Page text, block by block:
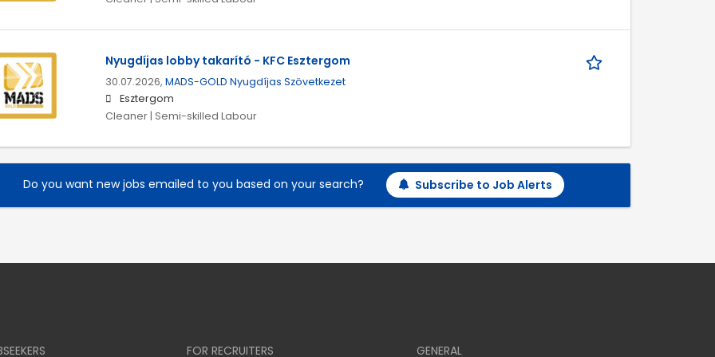
Nyugdíjas lobby takarító - KFC Esztergom
30.07.2026, MADS-GOLD Nyugdíjas Szövetkezet
Esztergom
Cleaner | Semi-skilled Labour
Do you want new jobs emailed to you based on your search? Subscribe to Job Alerts
FOR RECRUITERS GENERAL